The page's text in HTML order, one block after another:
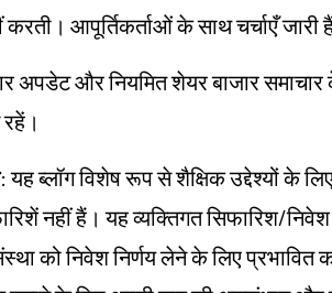
करती। आपूर्तिकर्ताओं के साथ चर्चाएँ
अपडेट और नियमित शेयर बाजार
: यह ब्लॉग विशेष रूप से शैक्षिक उद्देश्यों के
नहीं हैं। यह व्यक्तिगत सिफारिश/
को निवेश निर्णय लेने के लिए प्रभावित